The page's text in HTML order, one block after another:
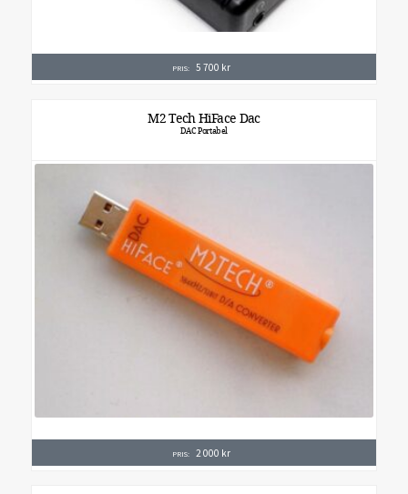
PRIS: 5 700 kr
M2 Tech HiFace Dac
DAC Portabel
PRIS: 2 000 kr